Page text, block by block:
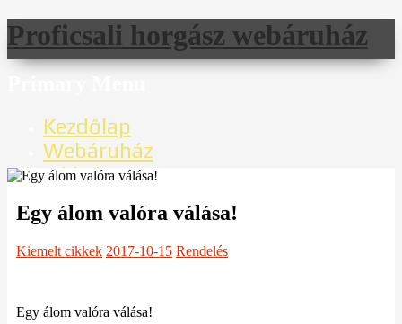
Proficsali horgász webáruház
Skip
content
Kezdőlap
Webáruház
Cikkek
Videók
Rekordfogások
Regisztráció
Egy álom valóra válása!
Kiemelt cikkek 2017-10-15 Rendelés
Egy álom valóra válása!